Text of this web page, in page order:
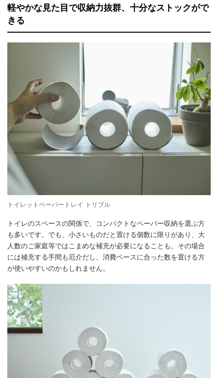
軽やかな見た目で収納力抜群、十分なストックがで
きる
トイレットペーパートレイ トリプル
トイレのスペースの関係で、コンパクトなペーパー収納を選ぶ方
も多いです。でも、小さいものだと置ける個数に限りがあり、大
人数のご家庭等ではこまめな補充が必要になることも。その場合
には補充する手間も厄介だし、消費ペースに合った数を置ける方
が使いやすいのかもしれません。